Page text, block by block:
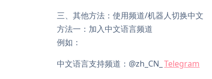
三、其他方法：使用频道/机器人切换中文
方法一：加入中文语言频道
例如：
中文语言支持频道：@zh_CN_ Telegram